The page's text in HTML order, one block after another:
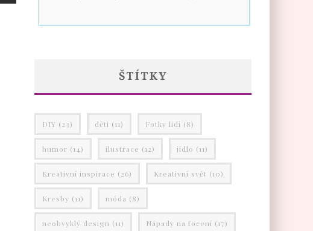
ŠTÍTKY
DIY (23) děti (11) Fotky lidí (8)
humor (14) ilustrace (12) jídlo (11)
Kreativní inspirace (26) Kreativní svět (10)
Kresby (11) móda (8)
neobvyklý design (11) Nápady na focení (17)